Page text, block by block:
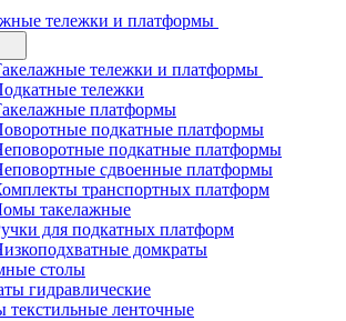
тележки и платформы
тележки и платформы
тележки
платформы
подкатные платформы
подкатные платформы
сдвоенные платформы
транспортных платформ
такелажные
для подкатных платформ
домкраты
столы
гидравлические
текстильные ленточные